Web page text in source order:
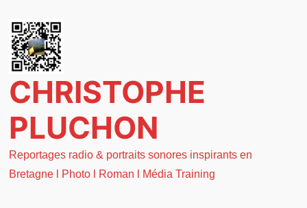
contenu
CHRISTOPHE
PLUCHON
Reportages radio & portraits sonores inspirants en
Bretagne l Photo l Roman l Média Training